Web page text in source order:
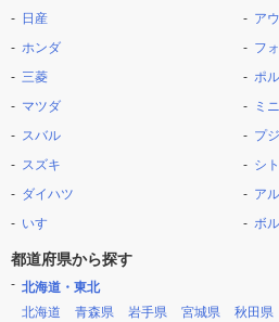
日産
ホンダ
三菱
マツダ
スバル
スズキ
ダイハツ
いすゞ
ア
フ
ポ
ミニ
プ
シ
ア
ボ
都道府県から探す
北海道・東北
北海道
青森県 岩手県 宮城県 秋田県